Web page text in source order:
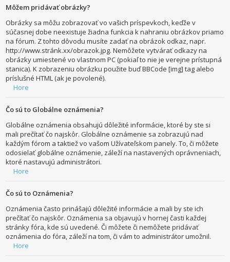
Môžem pridávať obrázky?
Obrázky sa môžu zobrazovať vo vašich príspevkoch, keďže v
súčasnej dobe neexistuje žiadna funkcia k nahraniu obrázkov priamo
na fórum. Z tohto dôvodu musíte zadať na obrázok odkaz, napr.
http://www.stránk.xx/obrazok.jpg. Nemôžete vytvárať odkazy na
obrázky umiestené vo vlastnom PC (pokiaľ to nie je verejne prístupná
stanica). K zobrazeniu obrázku použite buď BBCode [img] tag alebo
príslušné HTML (ak je povolené).
Hore
Čo sú to Globálne oznámenia?
Globálne oznámenia obsahujú dôležité informácie, ktoré by ste si
mali prečítať čo najskôr. Globálne oznámenie sa zobrazujú nad
každým fórom a taktiež vo vašom Užívateľskom panely. To, či môžete
odosielať globálne oznámenie, záleží na nastavených oprávneniach,
ktoré nastavujú administrátori.
Hore
Čo sú to Oznámenia?
Oznámenia často prinášajú dôležité informácie a mali by ste ich
prečítať čo najskôr. Oznámenia sa objavujú v hornej časti každej
stránky fóra, kde sú uvedené. Či môžete či nemôžete pridávať
oznámenia do fóra, záleží na tom, či vám to administrátor umožnil.
Hore